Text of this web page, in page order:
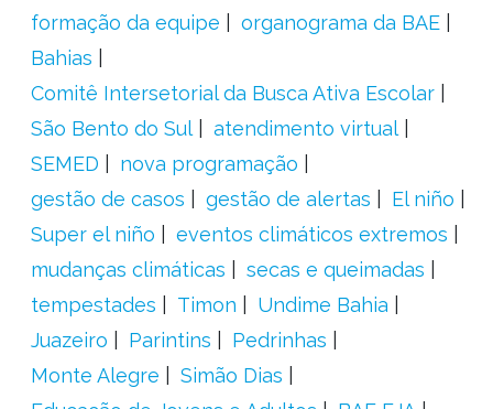
formação da equipe
organograma da BAE
Bahias
Comitê Intersetorial da Busca Ativa Escolar
São Bento do Sul
atendimento virtual
SEMED
nova programação
gestão de casos
gestão de alertas
El niño
Super el niño
eventos climáticos extremos
mudanças climáticas
secas e queimadas
tempestades
Timon
Undime Bahia
Juazeiro
Parintins
Pedrinhas
Monte Alegre
Simão Dias